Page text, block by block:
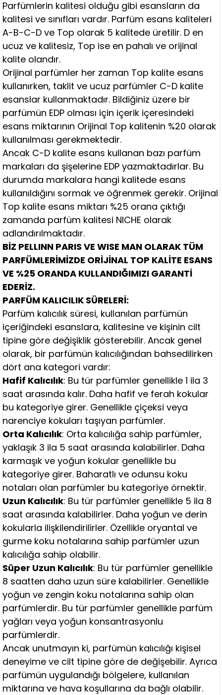
Parfümlerin kalitesi olduğu gibi esansların da
kalitesi ve sınıfları vardır. Parfüm esans kaliteleri
A-B-C-D ve Top olarak 5 kalitede üretilir. D en
ucuz ve kalitesiz, Top ise en pahalı ve orijinal
kalite olandır.
Orijinal parfümler her zaman Top kalite esans
kullanırken, taklit ve ucuz parfümler C-D kalite
esanslar kullanmaktadır. Bildiğiniz üzere bir
parfümün EDP olması için içerik içeresindeki
esans miktarının Orijinal Top kalitenin %20 olarak
kullanılması gerekmektedir.
Ancak C-D kalite esans kullanan bazı parfüm
markaları da şişelerine EDP yazmaktadırlar. Bu
durumda markalara hangi kalitede esans
kullanıldığını sormak ve öğrenmek gerekir. Orijinal
Top kalite esans miktarı %25 orana çıktığı
zamanda parfüm kalitesi NICHE olarak
adlandırılmaktadır.
BİZ PELLINN PARIS VE WISE MAN OLARAK TÜM
PARFÜMLERİMİZDE ORİJİNAL TOP KALİTE ESANS
VE %25 ORANDA KULLANDIĞIMIZI GARANTİ
EDERİZ.
PARFÜM KALICILIK SÜRELERİ:
Parfüm kalıcılık süresi, kullanılan parfümün
içeriğindeki esanslara, kalitesine ve kişinin cilt
tipine göre değişiklik gösterebilir. Ancak genel
olarak, bir parfümün kalıcılığından bahsedilirken
dört ana kategori vardır:
Hafif Kalıcılık: Bu tür parfümler genellikle 1 ila 3
saat arasında kalır. Daha hafif ve ferah kokular
bu kategoriye girer. Genellikle çiçeksi veya
narenciye kokuları taşıyan parfümler.
Orta Kalıcılık: Orta kalıcılığa sahip parfümler,
yaklaşık 3 ila 5 saat arasında kalabilirler. Daha
karmaşık ve yoğun kokular genellikle bu
kategoriye girer. Baharatlı ve odunsu koku
notaları olan parfümler bu kategoriye örnektir.
Uzun Kalıcılık: Bu tür parfümler genellikle 5 ila 8
saat arasında kalabilirler. Daha yoğun ve derin
kokularla ilişkilendirilirler. Özellikle oryantal ve
gurme koku notalarına sahip parfümler uzun
kalıcılığa sahip olabilir.
Süper Uzun Kalıcılık: Bu tür parfümler genellikle
8 saatten daha uzun süre kalabilirler. Genellikle
yoğun ve zengin koku notalarına sahip olan
parfümlerdir. Bu tür parfümler genellikle parfüm
yağları veya yoğun konsantrasyonlu
parfümlerdir.
Ancak unutmayın ki, parfümün kalıcılığı kişisel
deneyime ve cilt tipine göre de değişebilir. Ayrıca
parfümün uygulandığı bölgelere, kullanılan
miktarına ve hava koşullarına da bağlı olabilir.